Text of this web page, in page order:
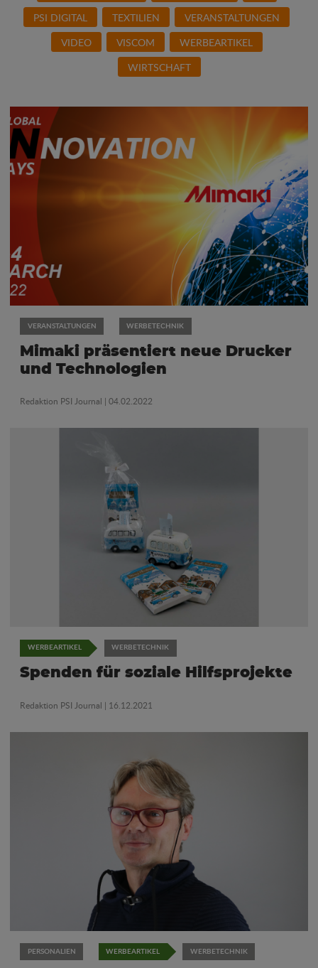
PSI DIGITAL
TEXTILIEN
VERANSTALTUNGEN
VIDEO
VISCOM
WERBEARTIKEL
WIRTSCHAFT
VERANSTALTUNGEN WERBETECHNIK
Mimaki präsentiert neue Drucker
und Technologien
Redaktion PSI Journal | 04.02.2022
WERBEARTIKEL WERBETECHNIK
Spenden für soziale Hilfsprojekte
Redaktion PSI Journal | 16.12.2021
PERSONALIEN WERBEARTIKEL WERBETECHNIK